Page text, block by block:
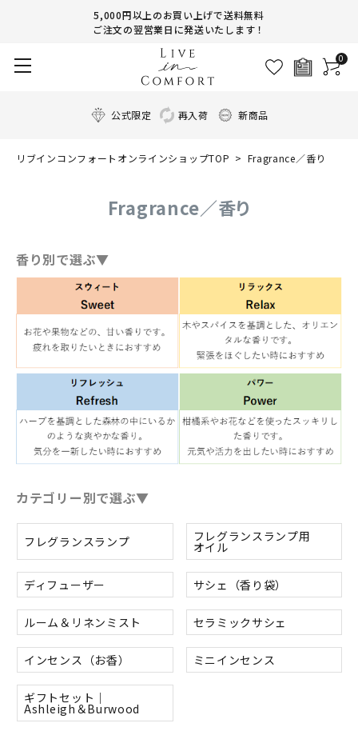
5,000円以上のお買い上げで送料無料
ご注文の翌営業日に発送いたします！
0
公式限定 再入荷 新商品
リブインコンフォートオンラインショップTOP Fragrance／香り
Fragrance／香り
香り別で選ぶ▼
カテゴリー別で選ぶ▼
フレグランスランプ フレグランスランプ用
オイル
ディフューザー サシェ（香り袋）
ルーム＆リネンミスト セラミックサシェ
インセンス（お香） ミニインセンス
ギフトセット｜
Ashleigh＆Burwood